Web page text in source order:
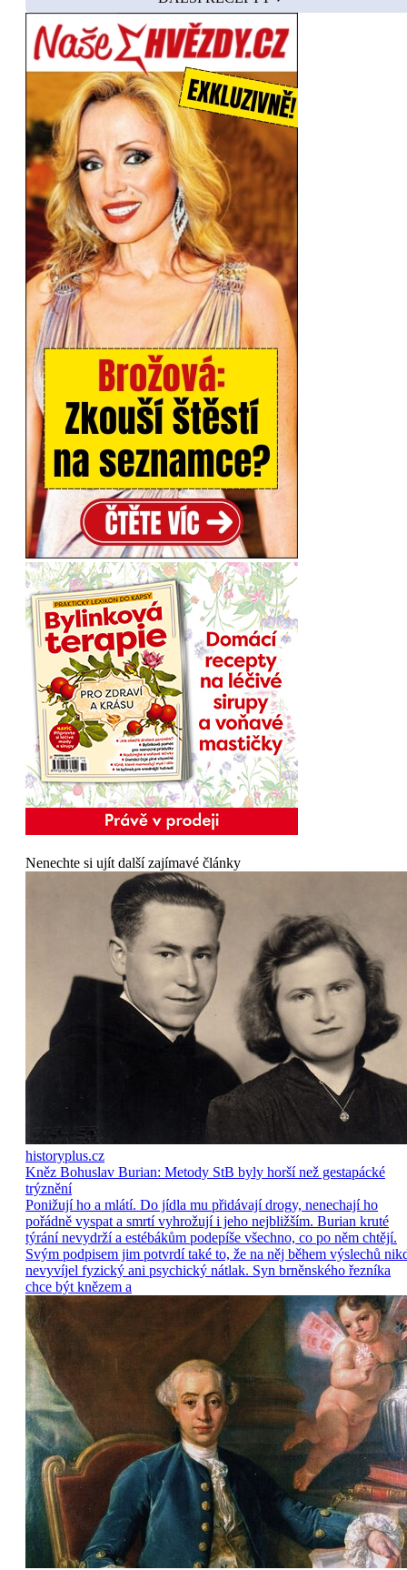
Nenechte si ujít další zajímavé články
historyplus.cz
Kněz Bohuslav Burian: Metody StB byly horší než gestapácké
trýznění
Ponižují ho a mlátí. Do jídla mu přidávají drogy, nenechají ho
pořádně vyspat a smrtí vyhrožují i jeho nejbližším. Burian kruté
týrání nevydrží a estébákům podepíše všechno, co po něm chtějí.
Svým podpisem jim potvrdí také to, že na něj během výslechů
nevyvíjel fyzický ani psychický nátlak. Syn brněnského řezníka
chce být knězem a